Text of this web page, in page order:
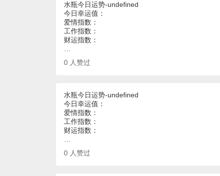
水瓶今日运势-undefined
今日幸运值：
爱情指数：
工作指数：
财运指数：
0 人赞过
水瓶今日运势-undefined
今日幸运值：
爱情指数：
工作指数：
财运指数：
0 人赞过